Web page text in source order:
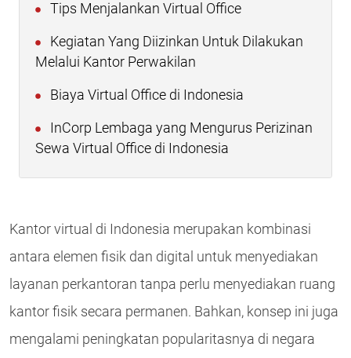
Tips Menjalankan Virtual Office
Kegiatan Yang Diizinkan Untuk Dilakukan
Melalui Kantor Perwakilan
Biaya Virtual Office di Indonesia
InCorp Lembaga yang Mengurus Perizinan
Sewa Virtual Office di Indonesia
Kantor virtual di Indonesia merupakan kombinasi
antara elemen fisik dan digital untuk menyediakan
layanan perkantoran tanpa perlu menyediakan ruang
kantor fisik secara permanen. Bahkan, konsep ini juga
mengalami peningkatan popularitasnya di negara